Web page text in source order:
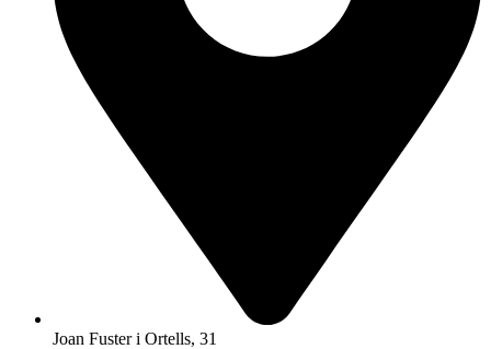
Joan Fuster i Ortells, 31